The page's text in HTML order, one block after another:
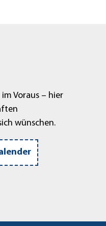
Voraus – hier
wünschen.